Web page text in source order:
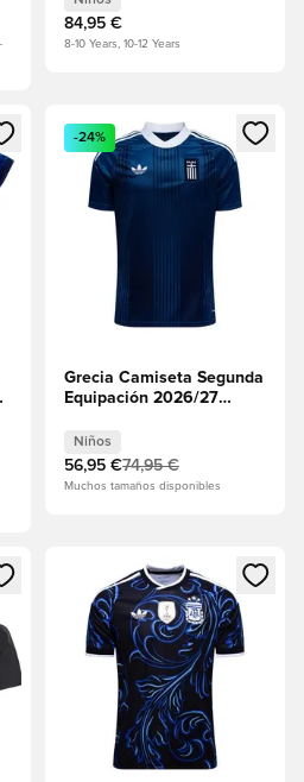
84,95 €
8-10 Years, 10-12 Years
sesión o registrarse como
Abre un modal para iniciar
-24%
Grecia Camiseta Segunda
Equipación 2026/27
Niños
56,95 €74,95 €
Muchos tamaños disponibles
sesión o registrarse como
Abre un modal para iniciar